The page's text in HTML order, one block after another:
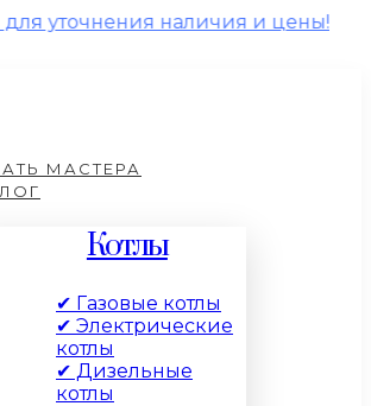
наличия и цены!
МАСТЕРА
Котлы
✔ Газовые котлы
✔ Электрические
котлы
✔ Дизельные
котлы